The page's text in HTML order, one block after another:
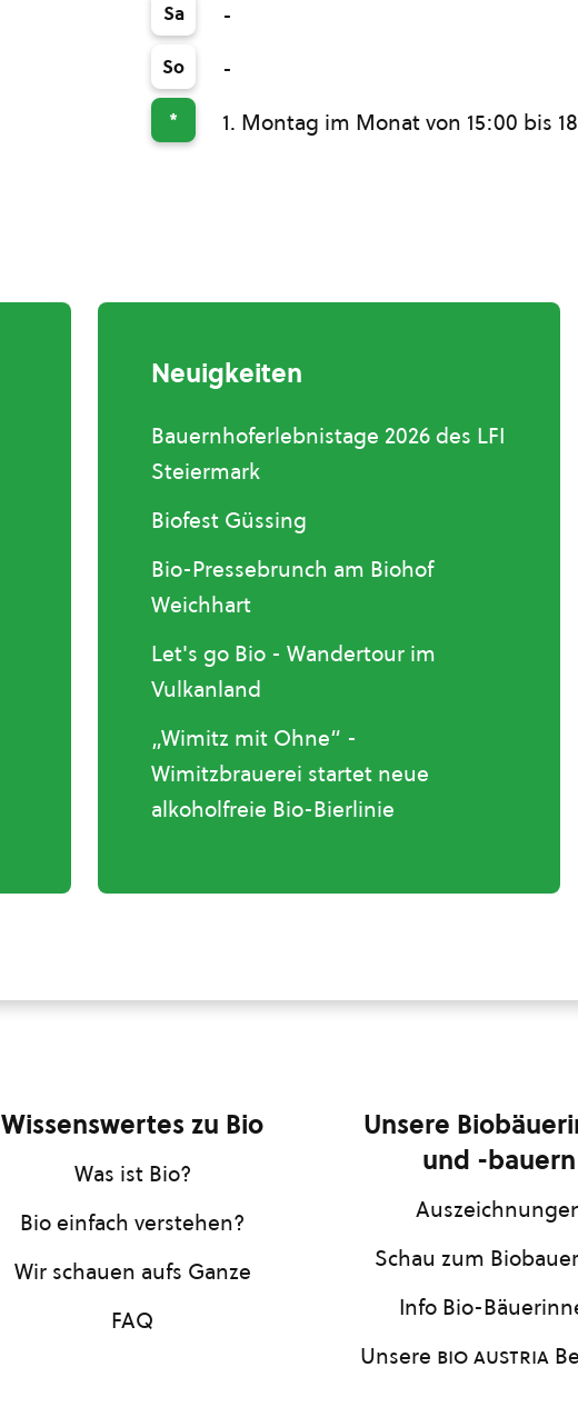
Sa -
So -
* 1. Montag im Monat von 15:00 bis
Neuigkeiten
Bauernhoferlebnistage 2026 des LFI
Steiermark
Biofest Güssing
Bio-Pressebrunch am Biohof
Weichhart
Let's go Bio - Wandertour im
Vulkanland
„Wimitz mit Ohne“ -
Wimitzbrauerei startet neue
alkoholfreie Bio-Bierlinie
Wissenswertes zu Bio
Was ist Bio?
Bio einfach verstehen?
Wir schauen aufs Ganze
FAQ
Unsere
und -bauern
Schau zum
Info Bio-
Unsere bio austria